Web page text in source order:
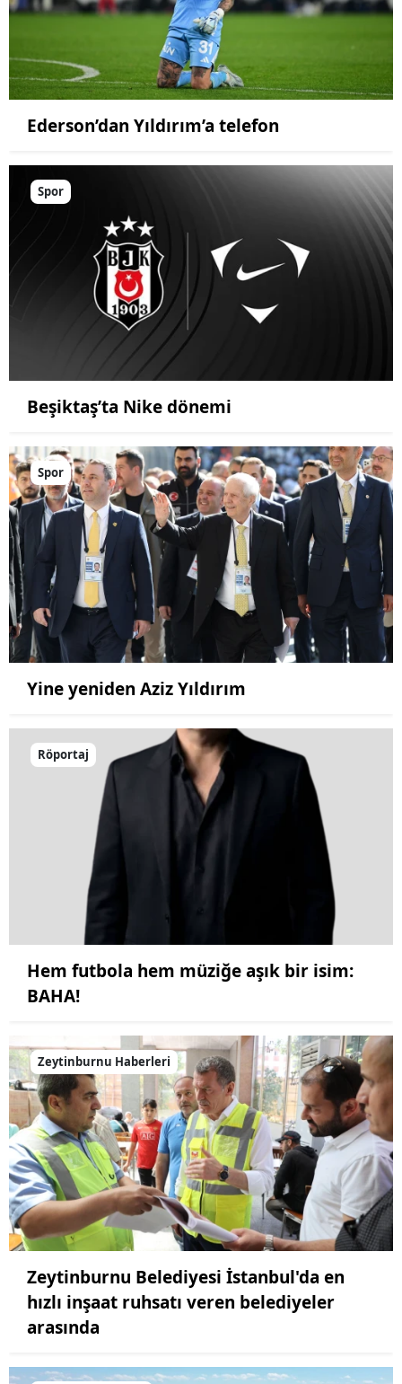
Ederson’dan Yıldırım’a telefon
Spor
Beşiktaş’ta Nike dönemi
Spor
Yine yeniden Aziz Yıldırım
Röportaj
Hem futbola hem müziğe aşık bir isim:
BAHA!
Zeytinburnu Haberleri
Zeytinburnu Belediyesi İstanbul'da en
hızlı inşaat ruhsatı veren belediyeler
arasında